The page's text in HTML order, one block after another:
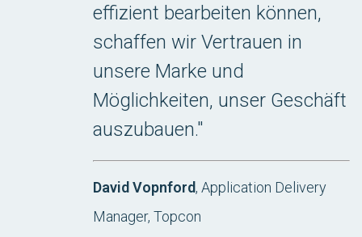
effizient bearbeiten können,
schaffen wir Vertrauen in
unsere Marke und
Möglichkeiten, unser Geschäft
auszubauen."
David Vopnford, Application Delivery
Manager, Topcon